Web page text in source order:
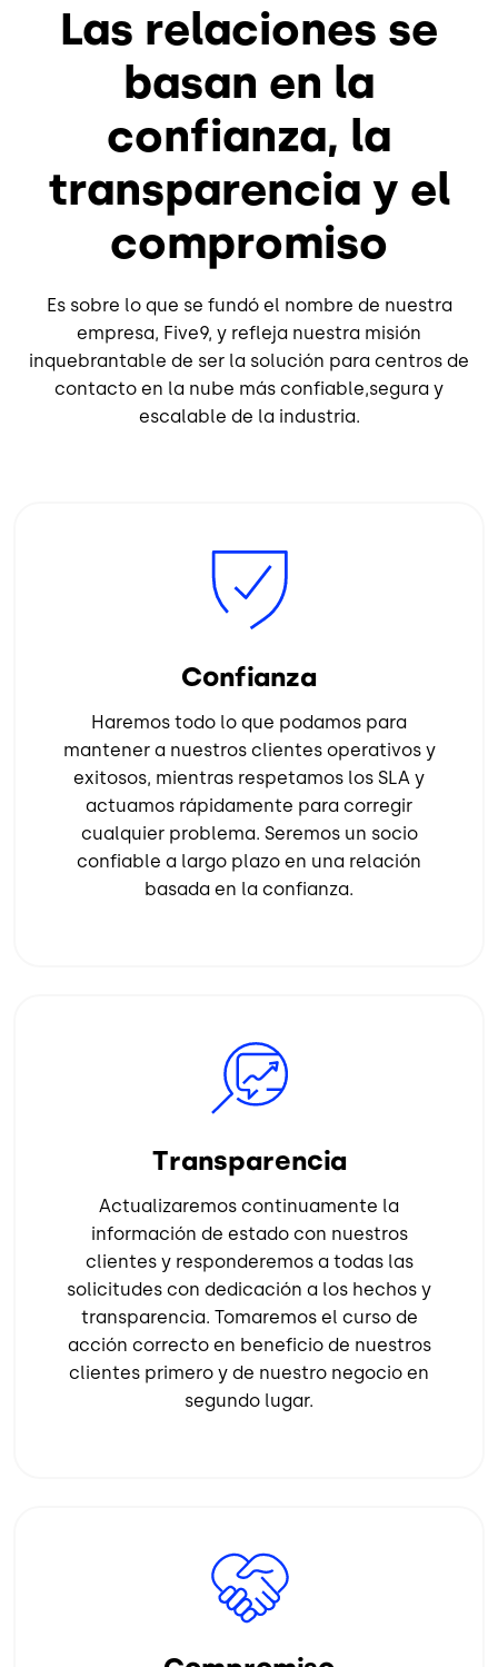
Las relaciones se
basan en la
confianza, la
transparencia y el
compromiso
Es sobre lo que se fundó el nombre de nuestra
empresa, Five9, y refleja nuestra misión
inquebrantable de ser la solución para centros de
contacto en la nube más confiable,segura y
escalable de la industria.
Confianza
Haremos todo lo que podamos para
mantener a nuestros clientes operativos y
exitosos, mientras respetamos los SLA y
actuamos rápidamente para corregir
cualquier problema. Seremos un socio
confiable a largo plazo en una relación
basada en la confianza.
Image
Transparencia
Actualizaremos continuamente la
información de estado con nuestros
clientes y responderemos a todas las
solicitudes con dedicación a los hechos y
transparencia. Tomaremos el curso de
acción correcto en beneficio de nuestros
clientes primero y de nuestro negocio en
segundo lugar.
Image
Image